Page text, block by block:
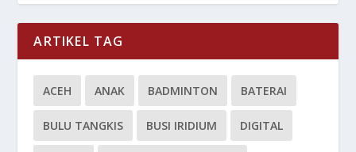
ARTIKEL TAG
ACEH ANAK BADMINTON BATERAI
BULU TANGKIS BUSI IRIDIUM DIGITAL